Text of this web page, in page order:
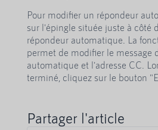
Pour modifier un répondeur
sur l'épingle située juste à côté
répondeur automatique. La
permet de modifier le message
automatique et l'adresse CC.
terminé, cliquez sur le bouton
Partager l'article